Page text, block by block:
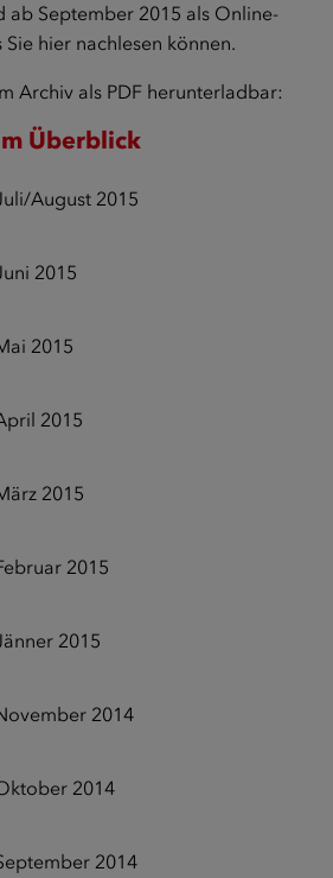
ab September 2015 als Online-
hier nachlesen können.
Archiv als PDF herunterladbar:
Überblick
August 2015
2015
2015
2015
2015
2015
2015
2014
2014
2014